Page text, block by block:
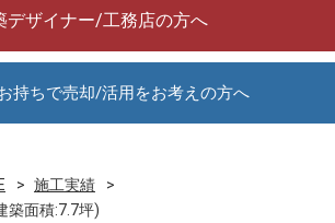
デザイナー/工務店の方へ
持ちで売却/活用をお考えの方へ
施工実績
築面積:7.7坪)